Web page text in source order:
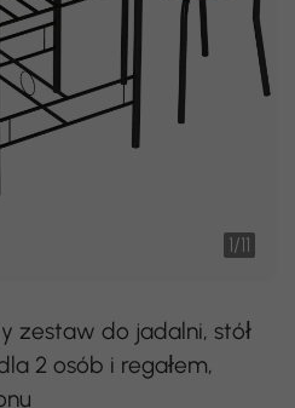
1/11
zestaw do jadalni, stół
2 osób i regałem,